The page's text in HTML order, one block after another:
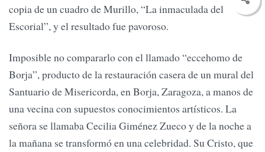
copia de un cuadro de Murillo, “La inmaculada del
Escorial”, y el resultado fue pavoroso.
Imposible no compararlo con el llamado “eccehomo de
Borja”, producto de la restauración casera de un mural del
Santuario de Misericorda, en Borja, Zaragoza, a manos de
una vecina con supuestos conocimientos artísticos. La
señora se llamaba Cecilia Giménez Zueco y de la noche a
la mañana se transformó en una celebridad. Su Cristo, que